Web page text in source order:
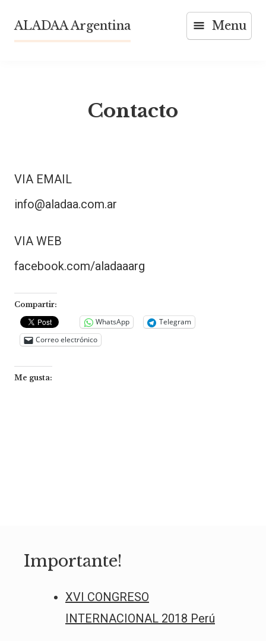
content
ALADAA Argentina Menu
Contacto
VIA EMAIL
info@aladaa.com.ar
VIA WEB
facebook.com/aladaaarg
Compartir:
WhatsApp
Telegram
Correo electrónico
Me gusta:
Importante!
XVI CONGRESO
INTERNACIONAL 2018 Perú